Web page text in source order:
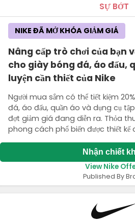
SỰ BỚT
Nâng cấp trò chơi của bạn
cho giày bóng đá, áo đấu,
luyện cần thiết của Nike
Người mua sắm có thể tiết kiệm
đá, áo đấu, quần áo và dụng cụ
đợt giảm giá đang diễn ra. Thỏa
phong cách phổ biến được thiết kế
NIKE ĐÃ MỞ KHÓA GIẢM GIÁ
Nhận chiết
View Nike
Published By